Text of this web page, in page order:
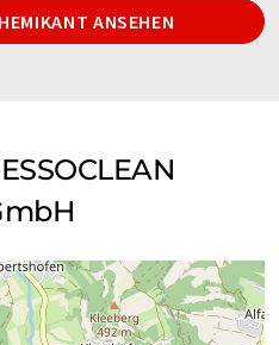
ANSEHEN